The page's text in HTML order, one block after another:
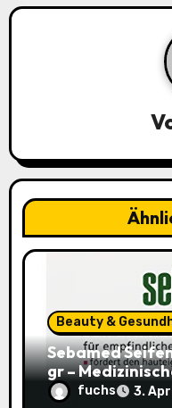
n
g
a
t
i
n
Beauty &
Sebamed
gr –
statt 1,99€)
fuchs 3.